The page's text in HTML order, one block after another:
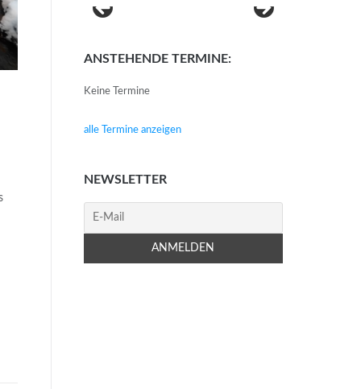
ANSTEHENDE TERMINE:
Keine Termine
alle Termine anzeigen
NEWSLETTER